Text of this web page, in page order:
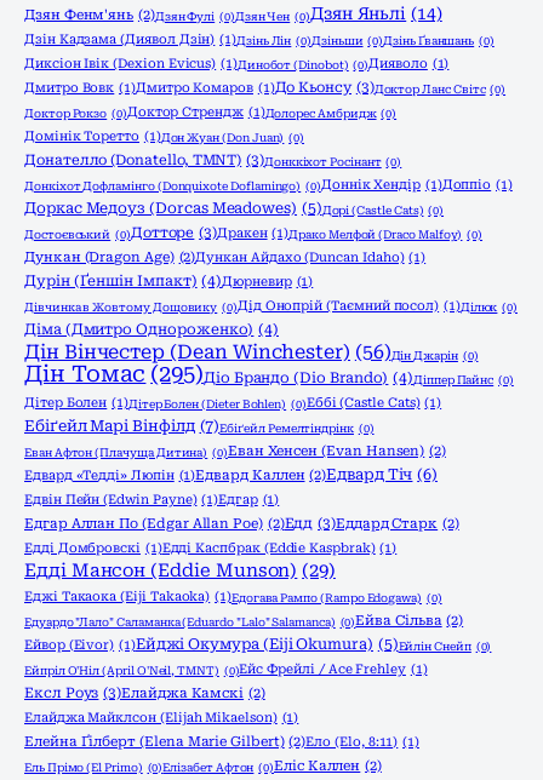
Дзян Фенм'янь (2)Дзян Фулі (0)Дзян Чен (0)Дзян Яньлі (14)
Дзін Кадзама (Диявол Дзін) (1)Дзінь Лін (0)Дзіньши (0)Дзінь Ґваншань (0)
Диксіон Івік (Dexion Evicus) (1)Динобот (Dinobot) (0)Дияволо (1)
Дмитро Вовк (1)Дмитро Комаров (1)До Кьонсу (3)Доктор Ланс Світс (0)
Доктор Рокзо (0)Доктор Стрендж (1)Долорес Амбридж (0)
Домінік Торетто (1)Дон Жуан (Don Juan) (0)
Донателло (Donatello, TMNT) (3)Донккіхот Росінант (0)
Донкіхот Дофламінго (Donquixote Doflamingo) (0)Доннік Хендір (1)Доппіо (1)
Доркас Медоуз (Dorcas Meadowes) (5)Дорі (Castle Cats) (0)
Достоєвський (0)Дотторе (3)Дракен (1)Драко Мелфой (Draco Malfoy) (0)
Дункан (Dragon Age) (2)Дункан Айдахо (Duncan Idaho) (1)
Дурін (Ґеншін Імпакт) (4)Дюрневир (1)
Дівчинка в Жовтому Дощовику (0)Дід Онопрій (Таємний посол) (1)Ділюк (0)
Діма (Дмитро Однороженко) (4)
Дін Вінчестер (Dean Winchester) (56)Дін Джарін (0)
Дін Томас (295)Діо Брандо (Dio Brando) (4)Діппер Пайнс (0)
Дітер Болен (1)Дітер Болен (Dieter Bohlen) (0)Еббі (Castle Cats) (1)
Ебіґейл Марі Вінфілд (7)Ебіґейл Ремелтіндрінк (0)
Еван Афтон (Плачуща Дитина) (0)Еван Хенсен (Evan Hansen) (2)
Едвард «Тедді» Люпін (1)Едвард Каллен (2)Едвард Тіч (6)
Едвін Пейн (Edwin Payne) (1)Едгар (1)
Едгар Аллан По (Edgar Allan Poe) (2)Едд (3)Еддард Старк (2)
Едді Домбровскі (1)Едді Каспбрак (Eddie Kaspbrak) (1)
Едді Мансон (Eddie Munson) (29)
Еджі Такаока (Eiji Takaoka) (1)Едогава Рампо (Rampo Edogawa) (0)
Едуардо "Лало" Саламанка (Eduardo "Lalo" Salamanca) (0)Ейва Сільва (2)
Ейвор (Eivor) (1)Ейджі Окумура (Eiji Okumura) (5)Ейлін Снейп (0)
Ейпріл О'Ніл (April O'Neil, TMNT) (0)Ейс Фрейлі / Ace Frehley (1)
Ексл Роуз (3)Елайджа Камскі (2)
Елайджа Майклсон (Elijah Mikaelson) (1)
Елейна Ґілберт (Elena Marie Gilbert) (2)Ело (Elo, 8:11) (1)
Ель Прімо (El Primo) (0)Елізабет Афтон (0)Еліс Каллен (2)